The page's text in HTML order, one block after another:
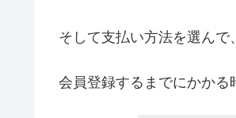
そして支払い方法を選んで
会員登録するまでにかかる